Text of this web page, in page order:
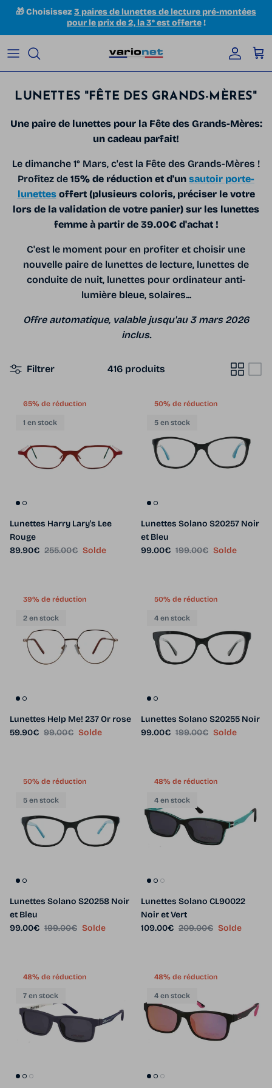
Aller au contenu
🎁 Choisissez 3 paires de lunettes de lecture pré-montées
pour le prix de 2, la 3° est offerte!
Compte
LUNETTES "FÊTE DES GRANDS-MÈRES"
Une paire de lunettes pour la Fête des Grands-Mères:
un cadeau parfait!
Le dimanche 1° Mars, c'est la Fête des Grands-Mères !
Profitez de 15% de réduction et d'un sautoir porte-
lunettesoffert (plusieurs coloris, préciser le votre
lors de la validation de votre panier) sur les lunettes
femme à partir de 39.00€ d'achat !
C'est le moment pour en profiter et choisir une
nouvelle paire de lunettes de lecture, lunettes de
conduite de nuit, lunettes pour ordinateur anti-
lumière bleue, solaires...
Offre automatique, valable jusqu'au 3 mars 2026
inclus.
Filtrer 416 produits
65% de réduction
1 en stock
Lunettes Harry Lary's Lee
Rouge
Prix soldé
89.90€ Prix habituel
255.00€ Solde
50% de réduction
5 en stock
Lunettes Solano S20257 Noir
et Bleu
Prix soldé
99.00€ Prix habituel
199.00€ Solde
39% de réduction
2 en stock
Lunettes Help Me! 237 Or rose
Prix soldé
59.90€ Prix habituel
99.00€ Solde
50% de réduction
4 en stock
Lunettes Solano S20255 Noir
Prix soldé
99.00€ Prix habituel
199.00€ Solde
50% de réduction
5 en stock
Lunettes Solano S20258 Noir
et Bleu
Prix soldé
99.00€ Prix habituel
199.00€ Solde
48% de réduction
4 en stock
Lunettes Solano CL90022
Noir et Vert
Prix soldé
109.00€ Prix habituel
209.00€ Solde
48% de réduction
7 en stock
48% de réduction
4 en stock